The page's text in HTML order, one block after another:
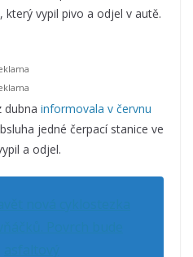
který vypil pivo a odjel v autě.
dubna informovala v červnu
jedné čerpací stanice ve
a odjel.